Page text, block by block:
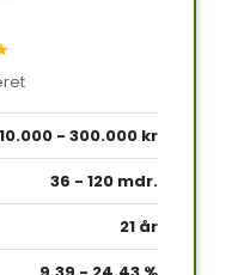
10.000 - 300.000 kr
36 - 120 mdr.
21 år